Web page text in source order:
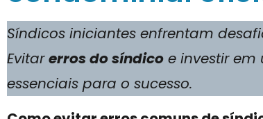
Síndicos iniciantes enfrentam
Evitarerros do síndico e investir em
essenciais para o sucesso.